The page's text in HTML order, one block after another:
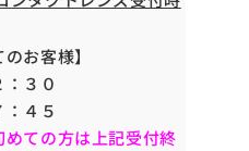
お客様】
３０
４５
ての方は上記受付終